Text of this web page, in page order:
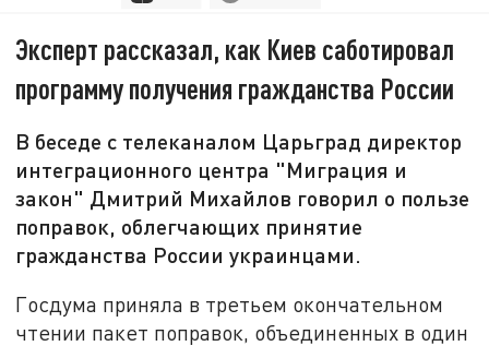
Эксперт рассказал, как Киев саботировал
программу получения гражданства России
В беседе с телеканалом Царьград директор
интеграционного центра "Миграция и
закон" Дмитрий Михайлов говорил о пользе
поправок, облегчающих принятие
гражданства России украинцами.
Госдума приняла в третьем окончательном
чтении пакет поправок, объединенных в один